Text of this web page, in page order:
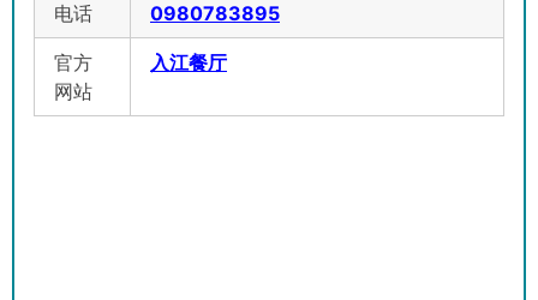
电话 0980783895
官方
网站
入江餐厅